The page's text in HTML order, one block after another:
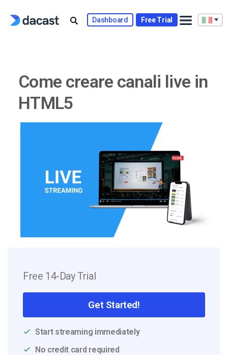
Dashboard Free Trial
Come creare canali live in
HTML5
Free 14-Day Trial
Get Started!
Start streaming immediately
No credit card required